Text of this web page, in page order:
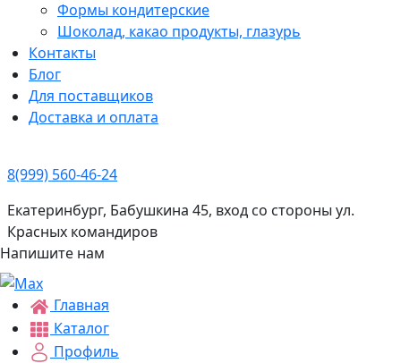
Формы кондитерские
Шоколад, какао продукты, глазурь
Контакты
Блог
Для поставщиков
Доставка и оплата
8(999) 560-46-24
Екатеринбург, Бабушкина 45, вход со стороны ул.
Красных командиров
Напишите нам
Главная
Каталог
Профиль